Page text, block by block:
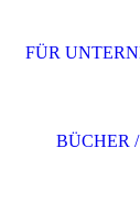
FÜR
BÜCHER